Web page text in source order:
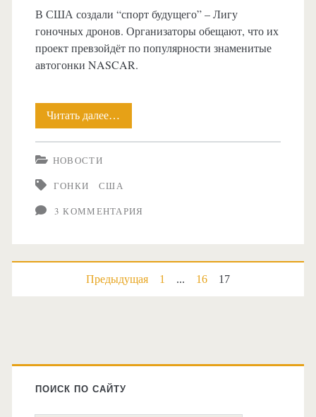
В США создали “спорт будущего” – Лигу
гоночных дронов. Организаторы обещают, что их
проект превзойдёт по популярности знаменитые
автогонки NASCAR.
Читать далее…
США
о
создании
НОВОСТИ
ГОНКИ
США
3 КОММЕНТАРИЯ
Навигация
Предыдущая 1 ... 16 17
Главная
боковая
ПОИСК ПО САЙТУ